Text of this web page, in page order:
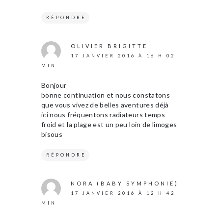
RÉPONDRE
OLIVIER BRIGITTE
17 JANVIER 2016 À 16 H 02
MIN
Bonjour
bonne continuation et nous constatons
que vous vivez de belles aventures déjà
ici nous fréquentons radiateurs temps
froid et la plage est un peu loin de limoges
bisous
RÉPONDRE
NORA (BABY SYMPHONIE)
17 JANVIER 2016 À 12 H 42
MIN